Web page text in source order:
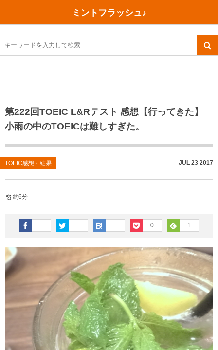
ミントフラッシュ♪
第222回TOEIC L&Rテスト 感想【行ってきた】
小雨の中のTOEICは難しすぎた。
TOEIC感想・結果 JUL 23 2017
約6分
0 1
TOEIC感想・結果
TOEIC800点への道
TOEIC（作戦・ノウハウなど）
TOEIC700点への道
英単語
その他英語関連
今日買った本
ご朱印帳めぐり
川越（埼玉県）
沖縄
神戸
行ってきたあれこれ
旅行関連あれこれ
ファスティング
コスメ
ダイエット
健康あれこれ
美容あれこれ
食べ物
今日の一枚
月、星、宇宙